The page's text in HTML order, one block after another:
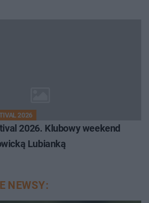
2026
2026. Klubowy weekend
Lubianką
NEWSY: